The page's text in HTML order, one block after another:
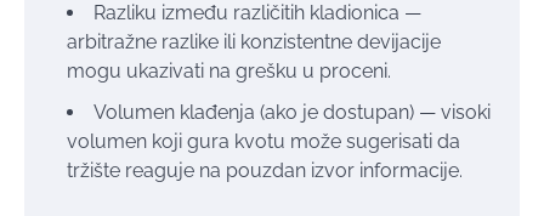
Razliku između različitih kladionica —
arbitražne razlike ili konzistentne devijacije
mogu ukazivati na grešku u proceni.
Volumen klađenja (ako je dostupan) — visoki
volumen koji gura kvotu može sugerisati da
tržište reaguje na pouzdan izvor informacije.